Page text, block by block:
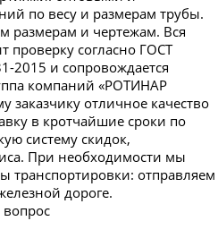
по весу и размерам трубы.
размерам и чертежам. Вся
проверку согласно ГОСТ
2015 и сопровождается
компаний «РОТИНАР
заказчику отличное качество
в кротчайшие сроки по
систему скидок,
При необходимости мы
транспортировки: отправляем
дороге.
вопрос